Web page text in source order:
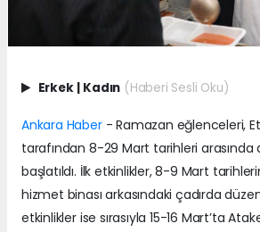
Erkek | Kadın (Haberi Sesli Oku)
Ankara Haber- Ramazan eğlenceleri,
tarafından 8-29 Mart tarihleri arasında
başlatıldı. İlk etkinlikler, 8-9 Mart
hizmet binası arkasındaki çadırda
etkinlikler ise sırasıyla 15-16 Mart’ta